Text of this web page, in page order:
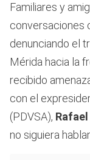
Familiares y
conversaciones
denunciando el
Mérida hacia la
recibido
con el
(PDVSA),
no siguiera